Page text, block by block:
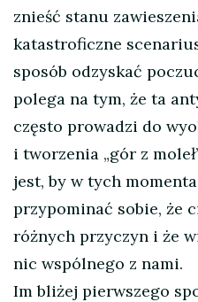
znieść stanu
katastroficzne
sposób odzyskać
polega na tym, że ta
często prowadzi do
i tworzenia „gór z
jest, by w tych
przypominać sobie, że
różnych przyczyn i że
nic wspólnego z nami.
Im bliżej pierwszego